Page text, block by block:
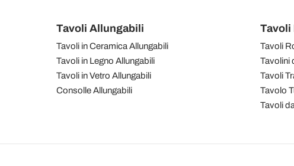
Tavoli Allungabili
Tavoli in Ceramica Allungabili
Tavoli in Legno Allungabili
Tavoli in Vetro Allungabili
Consolle Allungabili
Tavoli
Tavoli
Tavolini
Tavoli
Tavolo
Tavoli